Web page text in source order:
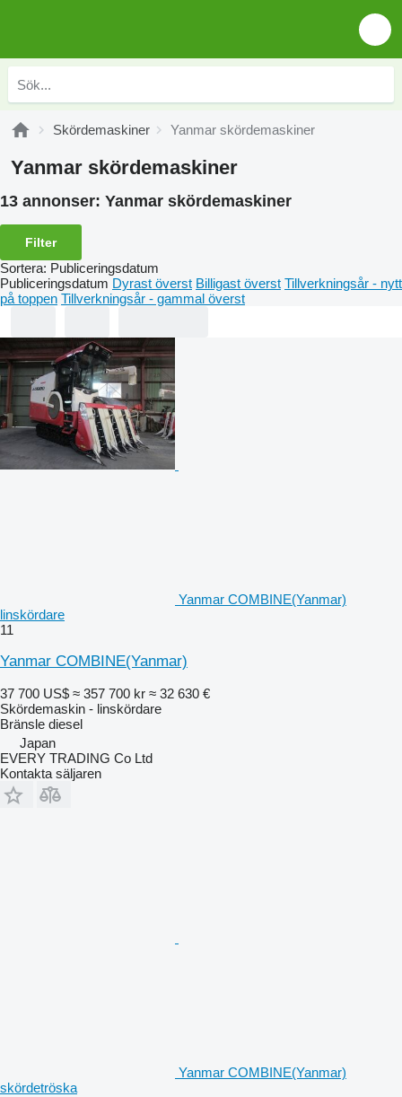
Skördemaskiner Yanmar skördemaskiner
Yanmar skördemaskiner
13 annonser: Yanmar skördemaskiner
Filter
Sortera: Publiceringsdatum
Publiceringsdatum Dyrast överst Billigast överst Tillverkningsår - nytt
på toppen Tillverkningsår - gammal överst
Yanmar COMBINE(Yanmar)
linskördare
11
Yanmar COMBINE(Yanmar)
37 700 US$ ≈ 357 700 kr ≈ 32 630 €
Skördemaskin - linskördare
Bränsle diesel
Japan
EVERY TRADING Co Ltd
Kontakta säljaren
Yanmar COMBINE(Yanmar)
skördetröska